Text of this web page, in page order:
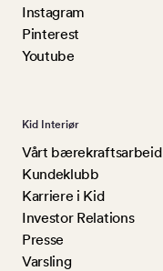
Instagram
Pinterest
Youtube
Kid Interiør
Vårt bærekraftsarbeid
Kundeklubb
Karriere i Kid
Investor Relations
Presse
Varsling